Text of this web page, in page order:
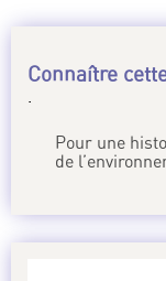
Connaître
.
Pour une
de